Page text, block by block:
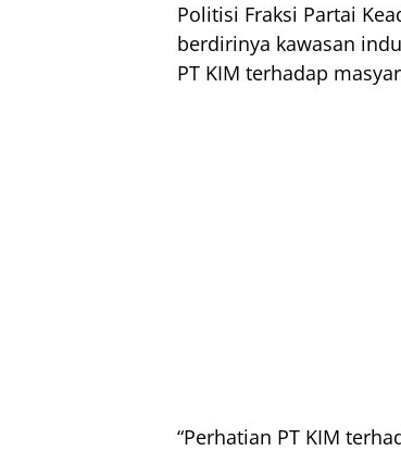
Politisi Fraksi Partai
berdirinya kawasan
PT KIM terhadap
“Perhatian PT KIM